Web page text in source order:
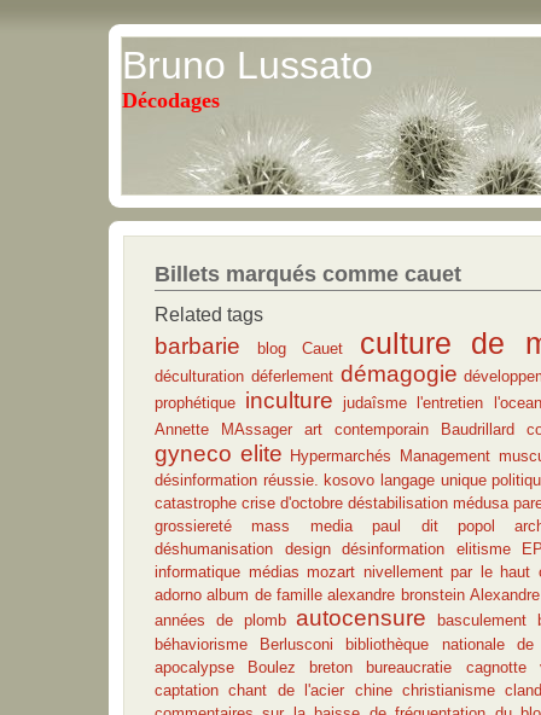
Bruno Lussato
Décodages
Billets marqués comme cauet
Related tags
barbarie blog Cauet culture de
déculturation déferlement démagogie
prophétique inculture judaîsme l'entretien
l'ocean
Annette MAssager
art contemporain Baudrillard
gyneco elite Hypermarchés Management
désinformation réussie.
kosovo langage unique
catastrophe crise d'octobre déstabilisation médusa
grossiereté
mass media paul dit popol
déshumanisation
design désinformation elitisme
informatique médias mozart nivellement par le haut
adorno album de famille alexandre bronstein
années de plomb autocensure basculement
béhaviorisme
Berlusconi
bibliothèque nationale
apocalypse
Boulez breton bureaucratie
cagnotte
captation chant de l'acier chine christianisme